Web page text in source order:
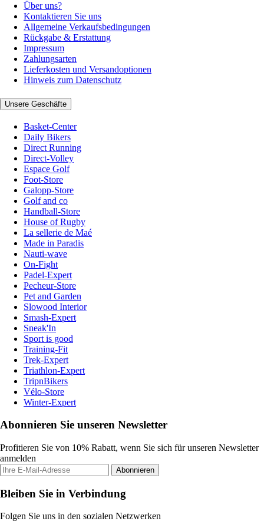
Über uns?
Kontaktieren Sie uns
Allgemeine Verkaufsbedingungen
Rückgabe & Erstattung
Impressum
Zahlungsarten
Lieferkosten und Versandoptionen
Hinweis zum Datenschutz
Unsere Geschäfte
Basket-Center
Daily Bikers
Direct Running
Direct-Volley
Espace Golf
Foot-Store
Galopp-Store
Golf and co
Handball-Store
House of Rugby
La sellerie de Maé
Made in Paradis
Nauti-wave
On-Fight
Padel-Expert
Pecheur-Store
Pet and Garden
Slowood Interior
Smash-Expert
Sneak'In
Sport is good
Training-Fit
Trek-Expert
Triathlon-Expert
TripnBikers
Vélo-Store
Winter-Expert
Abonnieren Sie unseren Newsletter
Profitieren Sie von 10% Rabatt, wenn Sie sich für unseren Newsletter
anmelden
Abonnieren
Bleiben Sie in Verbindung
Folgen Sie uns in den sozialen Netzwerken